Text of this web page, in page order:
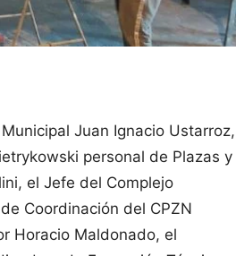
Juan Ignacio Ustarroz,
personal de Plazas y
el Jefe del Complejo
Coordinación del CPZN
Horacio Maldonado, el